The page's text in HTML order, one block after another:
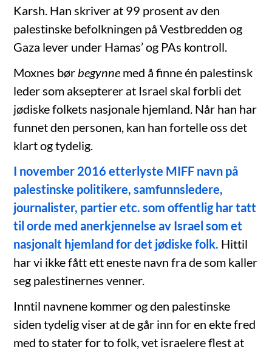
Karsh. Han skriver at 99 prosent av den
palestinske befolkningen på Vestbredden og
Gaza lever under Hamas’ og PAs kontroll.
Moxnes bør begynne med å finne én palestinsk
leder som aksepterer at Israel skal forbli det
jødiske folkets nasjonale hjemland. Når han har
funnet den personen, kan han fortelle oss det
klart og tydelig.
I november 2016 etterlyste MIFF navn på
palestinske politikere, samfunnsledere,
journalister, partier etc. som offentlig har tatt
til orde med anerkjennelse av Israel som et
nasjonalt hjemland for det jødiske folk. Hittil
har vi ikke fått ett eneste navn fra de som kaller
seg palestinernes venner.
Inntil navnene kommer og den palestinske
siden tydelig viser at de går inn for en ekte fred
med to stater for to folk, vet israelere flest at